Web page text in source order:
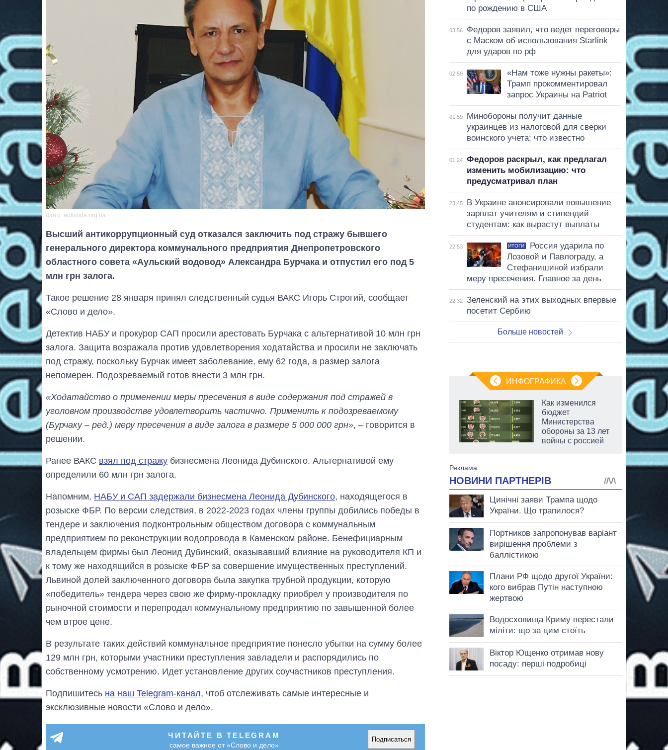
фото: aulivoda.org.ua
Высший антикоррупционный суд отказался заключить под стражу бывшего
генерального директора коммунального предприятия Днепропетровского
областного совета «Аульский водовод» Александра Бурчака и отпустил его под 5
млн грн залога.
Такое решение 28 января принял следственный судья ВАКС Игорь Строгий, сообщает
«Слово и дело».
Детектив НАБУ и прокурор САП просили арестовать Бурчака с альтернативой 10 млн грн
залога. Защита возражала против удовлетворения ходатайства и просили не заключать
под стражу, поскольку Бурчак имеет заболевание, ему 62 года, а размер залога
непомерен. Подозреваемый готов внести 3 млн грн.
«Ходатайство о применении меры пресечения в виде содержания под стражей в
уголовном производстве удовлетворить частично. Применить к подозреваемому
(Бурчаку – ред.) меру пресечения в виде залога в размере 5 000 000 грн», – говорится в
решении.
Ранее ВАКС взял под стражу бизнесмена Леонида Дубинского. Альтернативой ему
определили 60 млн грн залога.
Напомним, НАБУ и САП задержали бизнесмена Леонида Дубинского, находящегося в
розыске ФБР. По версии следствия, в 2022-2023 годах члены группы добились победы в
тендере и заключения подконтрольным обществом договора с коммунальным
предприятием по реконструкции водопровода в Каменском районе. Бенефициарным
владельцем фирмы был Леонид Дубинский, оказывавший влияние на руководителя КП и
к тому же находящийся в розыске ФБР за совершение имущественных преступлений.
Львиной долей заключенного договора была закупка трубной продукции, которую
«победитель» тендера через свою же фирму-прокладку приобрел у производителя по
рыночной стоимости и перепродал коммунальному предприятию по завышенной более
чем втрое цене.
В результате таких действий коммунальное предприятие понесло убытки на сумму более
129 млн грн, которыми участники преступления завладели и распорядились по
собственному усмотрению. Идет установление других соучастников преступления.
Подпишитесь на наш Telegram-канал, чтоб отслеживать самые интересные и
эксклюзивные новости «Слово и дело».
ЧИТАЙТЕ В TELEGRAM
самое важное от «Слово и дело»
Подписаться
по рождению в США
03:56
Федоров заявил, что ведет переговоры
с Маском об использования Starlink
для ударов по рф
02:59
«Нам тоже нужны ракеты»:
Трамп прокомментировал
запрос Украины на Patriot
01:59
Минобороны получит данные
украинцев из налоговой для сверки
воинского учета: что известно
01:24
Федоров раскрыл, как предлагал
изменить мобилизацию: что
предусматривал план
23:45
В Украине анонсировали повышение
зарплат учителям и стипендий
студентам: как вырастут выплаты
22:53 ИТОГИ
Россия ударила по
Лозовой и Павлограду, а
Стефанишиной избрали
меру пресечения. Главное за день
22:32
Зеленский на этих выходных впервые
посетит Сербию
Больше новостей
ИНФОГРАФИКА
Восемь
массированных
ударов по Украине
за лето: Киев и
Как изменился
бюджет
Министерства
обороны за 13 лет
войны с россией